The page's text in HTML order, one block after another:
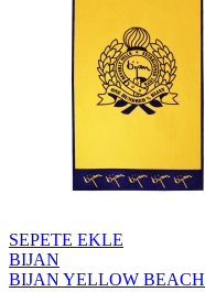
SEPETE EKLE
BIJAN
BIJAN YELLOW BEACH